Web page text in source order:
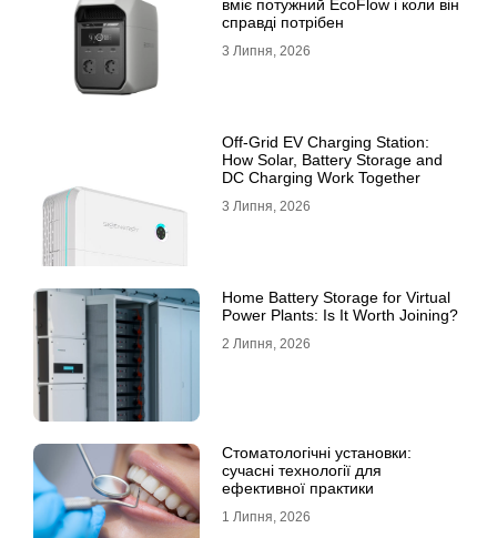
вміє потужний EcoFlow і коли він
справді потрібен
3 Липня, 2026
Off-Grid EV Charging Station:
How Solar, Battery Storage and
DC Charging Work Together
3 Липня, 2026
Home Battery Storage for Virtual
Power Plants: Is It Worth Joining?
2 Липня, 2026
Стоматологічні установки:
сучасні технології для
ефективної практики
1 Липня, 2026